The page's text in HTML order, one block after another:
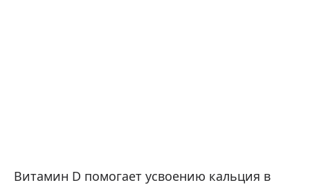
Витамин D помогает усвоению кальция в